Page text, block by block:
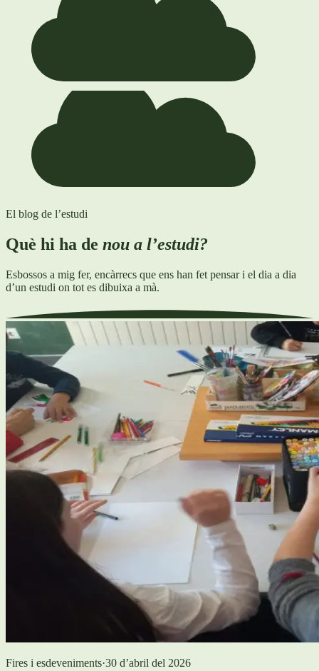
El blog de l’estudi
Què hi ha de nou a l’estudi?
Esbossos a mig fer, encàrrecs que ens han fet pensar i el dia a dia
d’un estudi on tot es dibuixa a mà.
Fires i esdeveniments·30 d’abril del 2026